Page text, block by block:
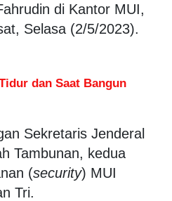
di Kantor MUI,
Selasa (2/5/2023).
dan Saat Bangun
Sekretaris Jenderal
Tambunan, kedua
(security) MUI
Tri.